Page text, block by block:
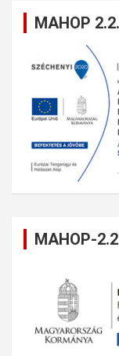
MAHOP
MAHOP-